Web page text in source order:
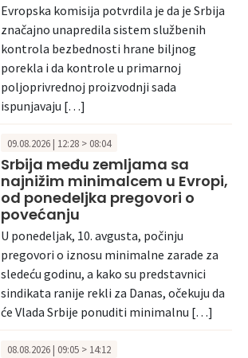
Evropska komisija potvrdila je da je Srbija
značajno unapredila sistem službenih
kontrola bezbednosti hrane biljnog
porekla i da kontrole u primarnoj
poljoprivrednoj proizvodnji sada
ispunjavaju […]
09.08.2026 | 12:28 > 08:04
Srbija među zemljama sa
najnižim minimalcem u Evropi,
od ponedeljka pregovori o
povećanju
U ponedeljak, 10. avgusta, počinju
pregovori o iznosu minimalne zarade za
sledeću godinu, a kako su predstavnici
sindikata ranije rekli za Danas, očekuju da
će Vlada Srbije ponuditi minimalnu […]
08.08.2026 | 09:05 > 14:12